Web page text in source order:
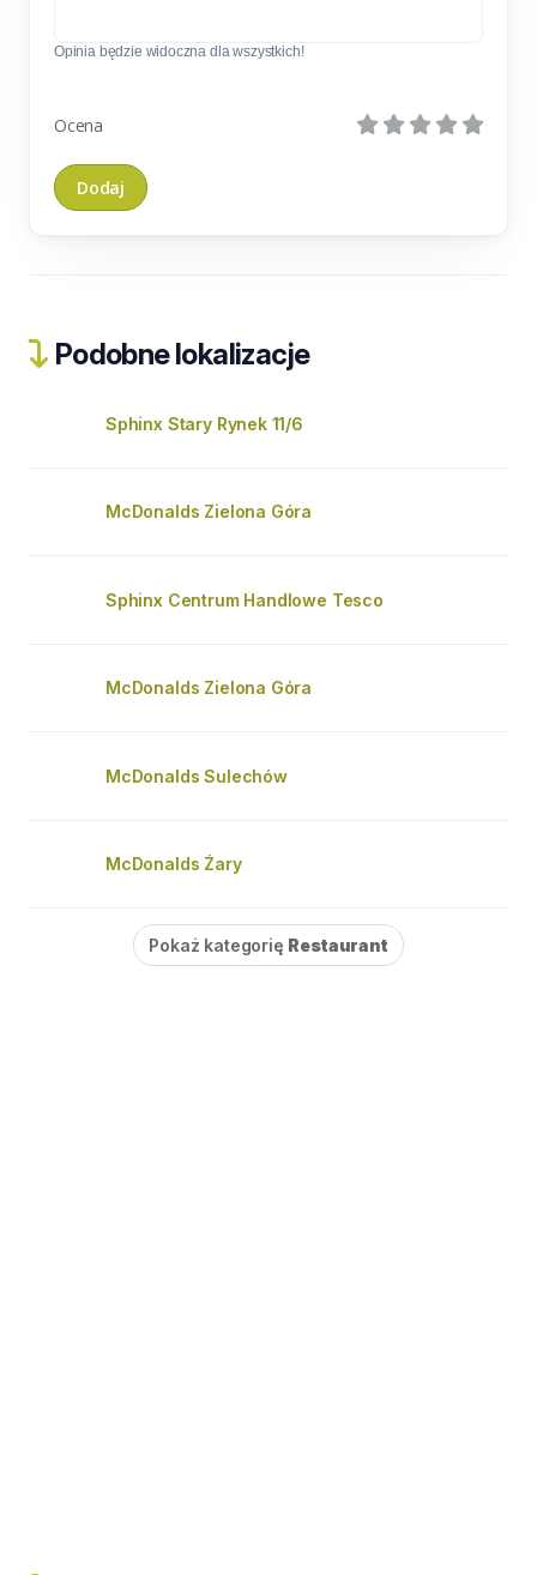
Opinia będzie widoczna dla wszystkich!
Ocena
Podobne lokalizacje
Sphinx Stary Rynek 11/6
McDonalds Zielona Góra
Sphinx Centrum Handlowe Tesco
McDonalds Zielona Góra
McDonalds Sulechów
McDonalds Żary
Pokaż kategorię Restaurant